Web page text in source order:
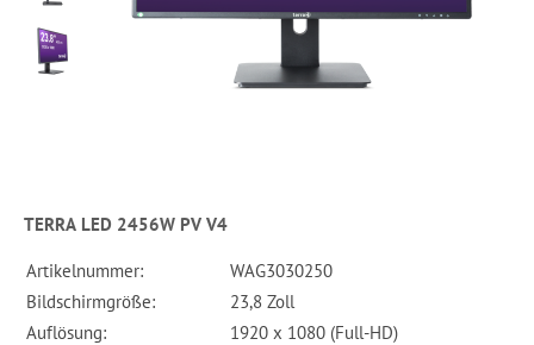
TERRA LED 2456W PV V4
Artikelnummer:
WAG3030250
Bildschirmgröße:
23,8 Zoll
Auflösung:
1920 x 1080 (Full-HD)